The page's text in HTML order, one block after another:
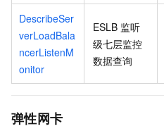
DescribeSer
verLoadBala
ncerListenM
onitor
ESLB 监听
级七层监控
数据查询
弹性网卡